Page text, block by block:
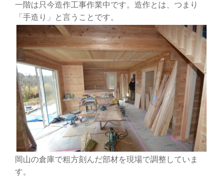
一階は只今造作工事作業中です。造作とは、つまり
「手造り」と言うことです。
岡山の倉庫で粗方刻んだ部材を現場で調整していま
す。